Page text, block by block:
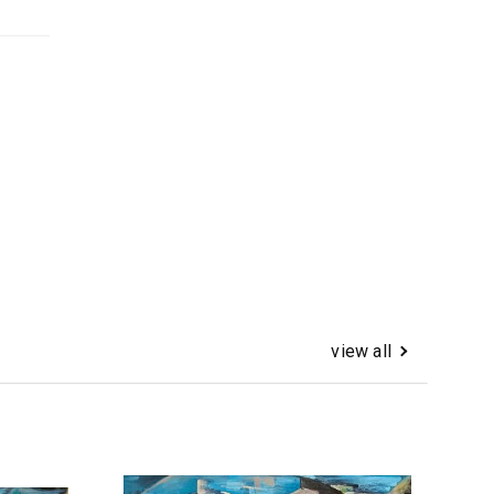
view all